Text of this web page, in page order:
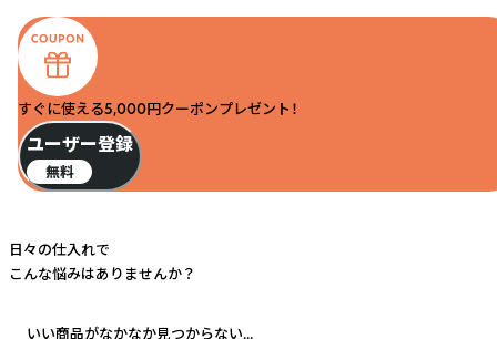
すぐに使える5,000円クーポンプレゼント！
ユーザー登録
無料
日々の仕入れで
こんな悩みはありませんか？
いい商品がなかなか見つからない...